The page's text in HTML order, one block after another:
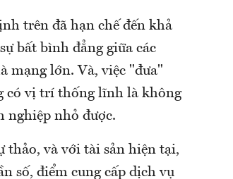
trên đã hạn chế đến khả
bất bình đẳng giữa các
mạng lớn. Và, việc "đưa"
có vị trí thống lĩnh là không
nghiệp nhỏ được.
thảo, và với tài sản hiện tại,
số, điểm cung cấp dịch vụ